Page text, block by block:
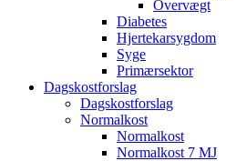
Overvægt
Diabetes
Hjertekarsygdom
Syge
Primærsektor
Dagskostforslag
Dagskostforslag
Normalkost
Normalkost
Normalkost 7 MJ